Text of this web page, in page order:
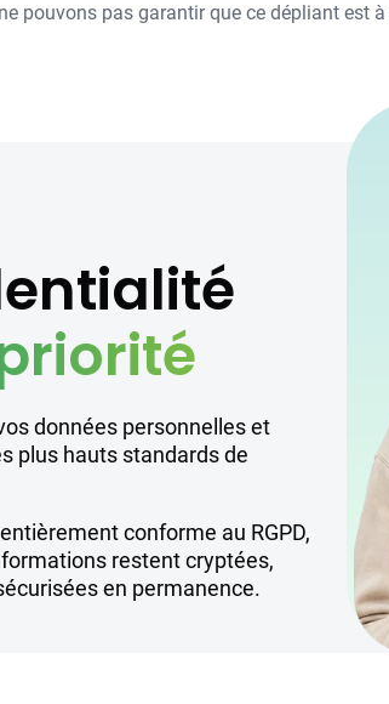
pouvons pas garantir que ce dépliant est
données personnelles et
plus hauts standards de
conforme au RGPD,
restent cryptées,
en permanence.